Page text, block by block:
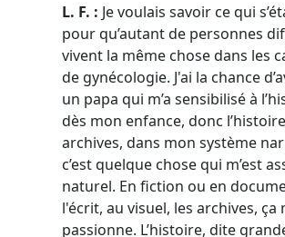
L. F. : Je voulais savoir ce qui
pour qu’autant de personnes
vivent la même chose dans les
de gynécologie. J'ai la chance
un papa qui m’a sensibilisé à
dès mon enfance, donc
archives, dans mon système
c’est quelque chose qui m’est
naturel. En fiction ou en
l'écrit, au visuel, les archives, ça
passionne. L’histoire, dite